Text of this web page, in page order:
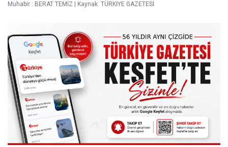
Muhabir : BERAT TEMİZ Kaynak: TÜRKİYE GAZETESİ